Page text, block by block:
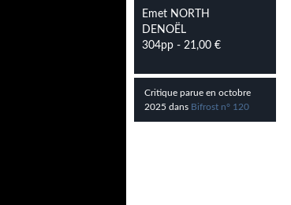
Emet NORTH
DENOËL
304pp - 21,00 €
Critique parue en octobre
2025 dans Bifrost n° 120